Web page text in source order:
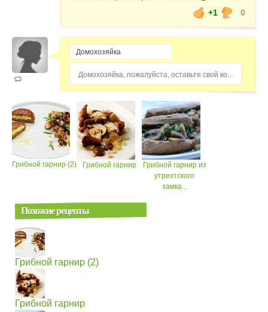
+1
0
Домохозяйка, пожалуйста, оставьте свой комментарий...
Грибной гарнир (2) Грибной гарнир
Грибной гарнир из
утрехтского
замка...
Похожие рецепты
Грибной гарнир (2)
Грибной гарнир